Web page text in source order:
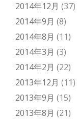
2014年12月 (37)
2014年9月 (8)
2014年8月 (11)
2014年3月 (3)
2014年2月 (22)
2013年12月 (11)
2013年9月 (15)
2013年8月 (21)